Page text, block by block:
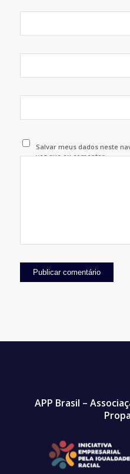
Salvar meus dados neste
vez que eu comentar.
APP Brasil –